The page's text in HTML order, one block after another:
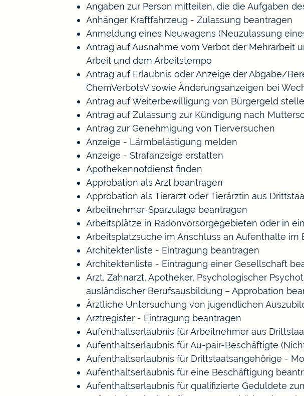
Angaben zur Person mitteilen, die die Aufgaben
Anhänger Kraftfahrzeug - Zulassung beantragen
Anmeldung eines Neuwagens (Neuzulassung
Antrag auf Ausnahme vom Verbot der Mehrarbeit
Arbeit und dem Arbeitstempo
Antrag auf Erlaubnis oder Anzeige der Abgabe/
ChemVerbotsV sowie Änderungsanzeigen bei
Antrag auf Weiterbewilligung von Bürgergeld
Antrag auf Zulassung zur Kündigung nach
Antrag zur Genehmigung von Tierversuchen
Anzeige - Lärmbelästigung melden
Anzeige - Strafanzeige erstatten
Apothekennotdienst finden
Approbation als Arzt beantragen
Approbation als Tierarzt oder Tierärztin aus
Arbeitnehmer-Sparzulage beantragen
Arbeitsplätze in Radonvorsorgegebieten oder in
Arbeitsplatzsuche im Anschluss an Aufenthalte im
Architektenliste - Eintragung beantragen
Architektenliste - Eintragung einer Gesellschaft
Arzt, Zahnarzt, Apotheker, Psychologischer
ausländischer Berufsausbildung – Approbation
Ärztliche Untersuchung von jugendlichen
Arztregister - Eintragung beantragen
Aufenthaltserlaubnis für Arbeitnehmer aus
Aufenthaltserlaubnis für Au-pair-Beschäftigte
Aufenthaltserlaubnis für Drittstaatsangehörige -
Aufenthaltserlaubnis für eine Beschäftigung
Aufenthaltserlaubnis für qualifizierte Geduldete